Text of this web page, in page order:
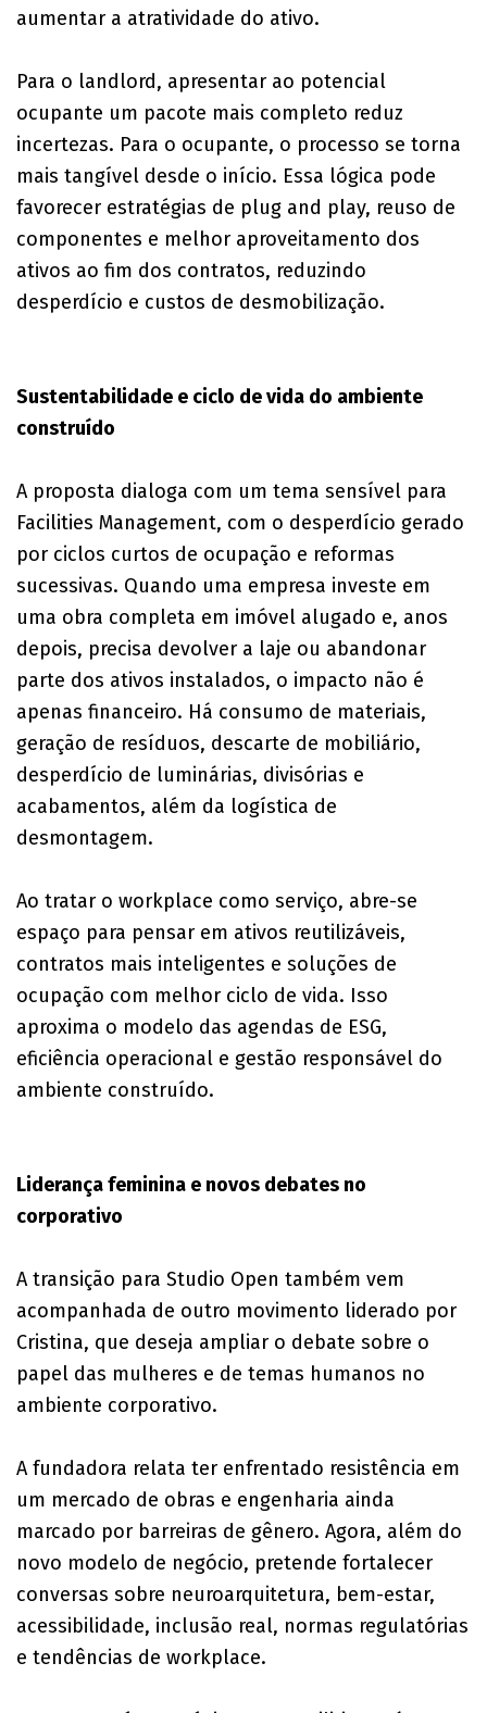
aumentar a atratividade do ativo.
Para o landlord, apresentar ao potencial
ocupante um pacote mais completo reduz
incertezas. Para o ocupante, o processo se torna
mais tangível desde o início. Essa lógica pode
favorecer estratégias de plug and play, reuso de
componentes e melhor aproveitamento dos
ativos ao fim dos contratos, reduzindo
desperdício e custos de desmobilização.
Sustentabilidade e ciclo de vida do ambiente
construído
A proposta dialoga com um tema sensível para
Facilities Management, com o desperdício gerado
por ciclos curtos de ocupação e reformas
sucessivas. Quando uma empresa investe em
uma obra completa em imóvel alugado e, anos
depois, precisa devolver a laje ou abandonar
parte dos ativos instalados, o impacto não é
apenas financeiro. Há consumo de materiais,
geração de resíduos, descarte de mobiliário,
desperdício de luminárias, divisórias e
acabamentos, além da logística de
desmontagem.
Ao tratar o workplace como serviço, abre-se
espaço para pensar em ativos reutilizáveis,
contratos mais inteligentes e soluções de
ocupação com melhor ciclo de vida. Isso
aproxima o modelo das agendas de ESG,
eficiência operacional e gestão responsável do
ambiente construído.
Liderança feminina e novos debates no
corporativo
A transição para Studio Open também vem
acompanhada de outro movimento liderado por
Cristina, que deseja ampliar o debate sobre o
papel das mulheres e de temas humanos no
ambiente corporativo.
A fundadora relata ter enfrentado resistência em
um mercado de obras e engenharia ainda
marcado por barreiras de gênero. Agora, além do
novo modelo de negócio, pretende fortalecer
conversas sobre neuroarquitetura, bem-estar,
acessibilidade, inclusão real, normas regulatórias
e tendências de workplace.